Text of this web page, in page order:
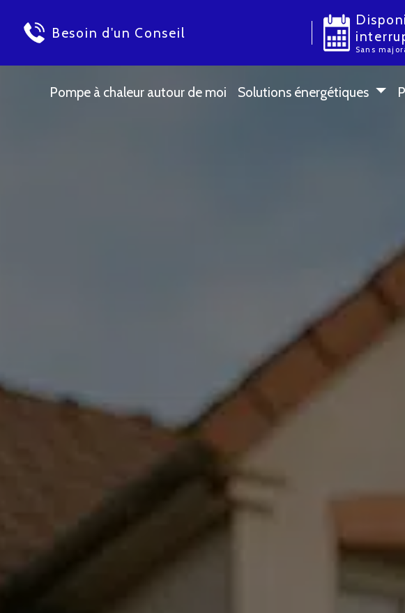
Besoin d'un Conseil
Sans
Pompe à chaleur autour de moi Solutions énergétiques